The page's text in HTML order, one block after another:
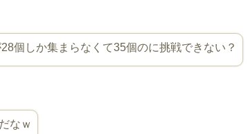
個しか集まらなくて35個のに挑戦できない？
なｗ